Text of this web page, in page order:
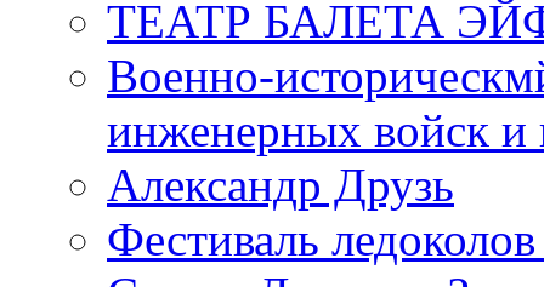
ТЕАТР БАЛЕТА
Военно-
инженерных войск и
Александр Друзь
Фестиваль